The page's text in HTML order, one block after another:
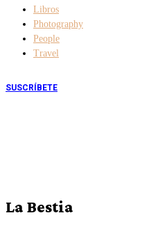
Libros
Photography
People
Travel
SUSCRÍBETE
La Bestia